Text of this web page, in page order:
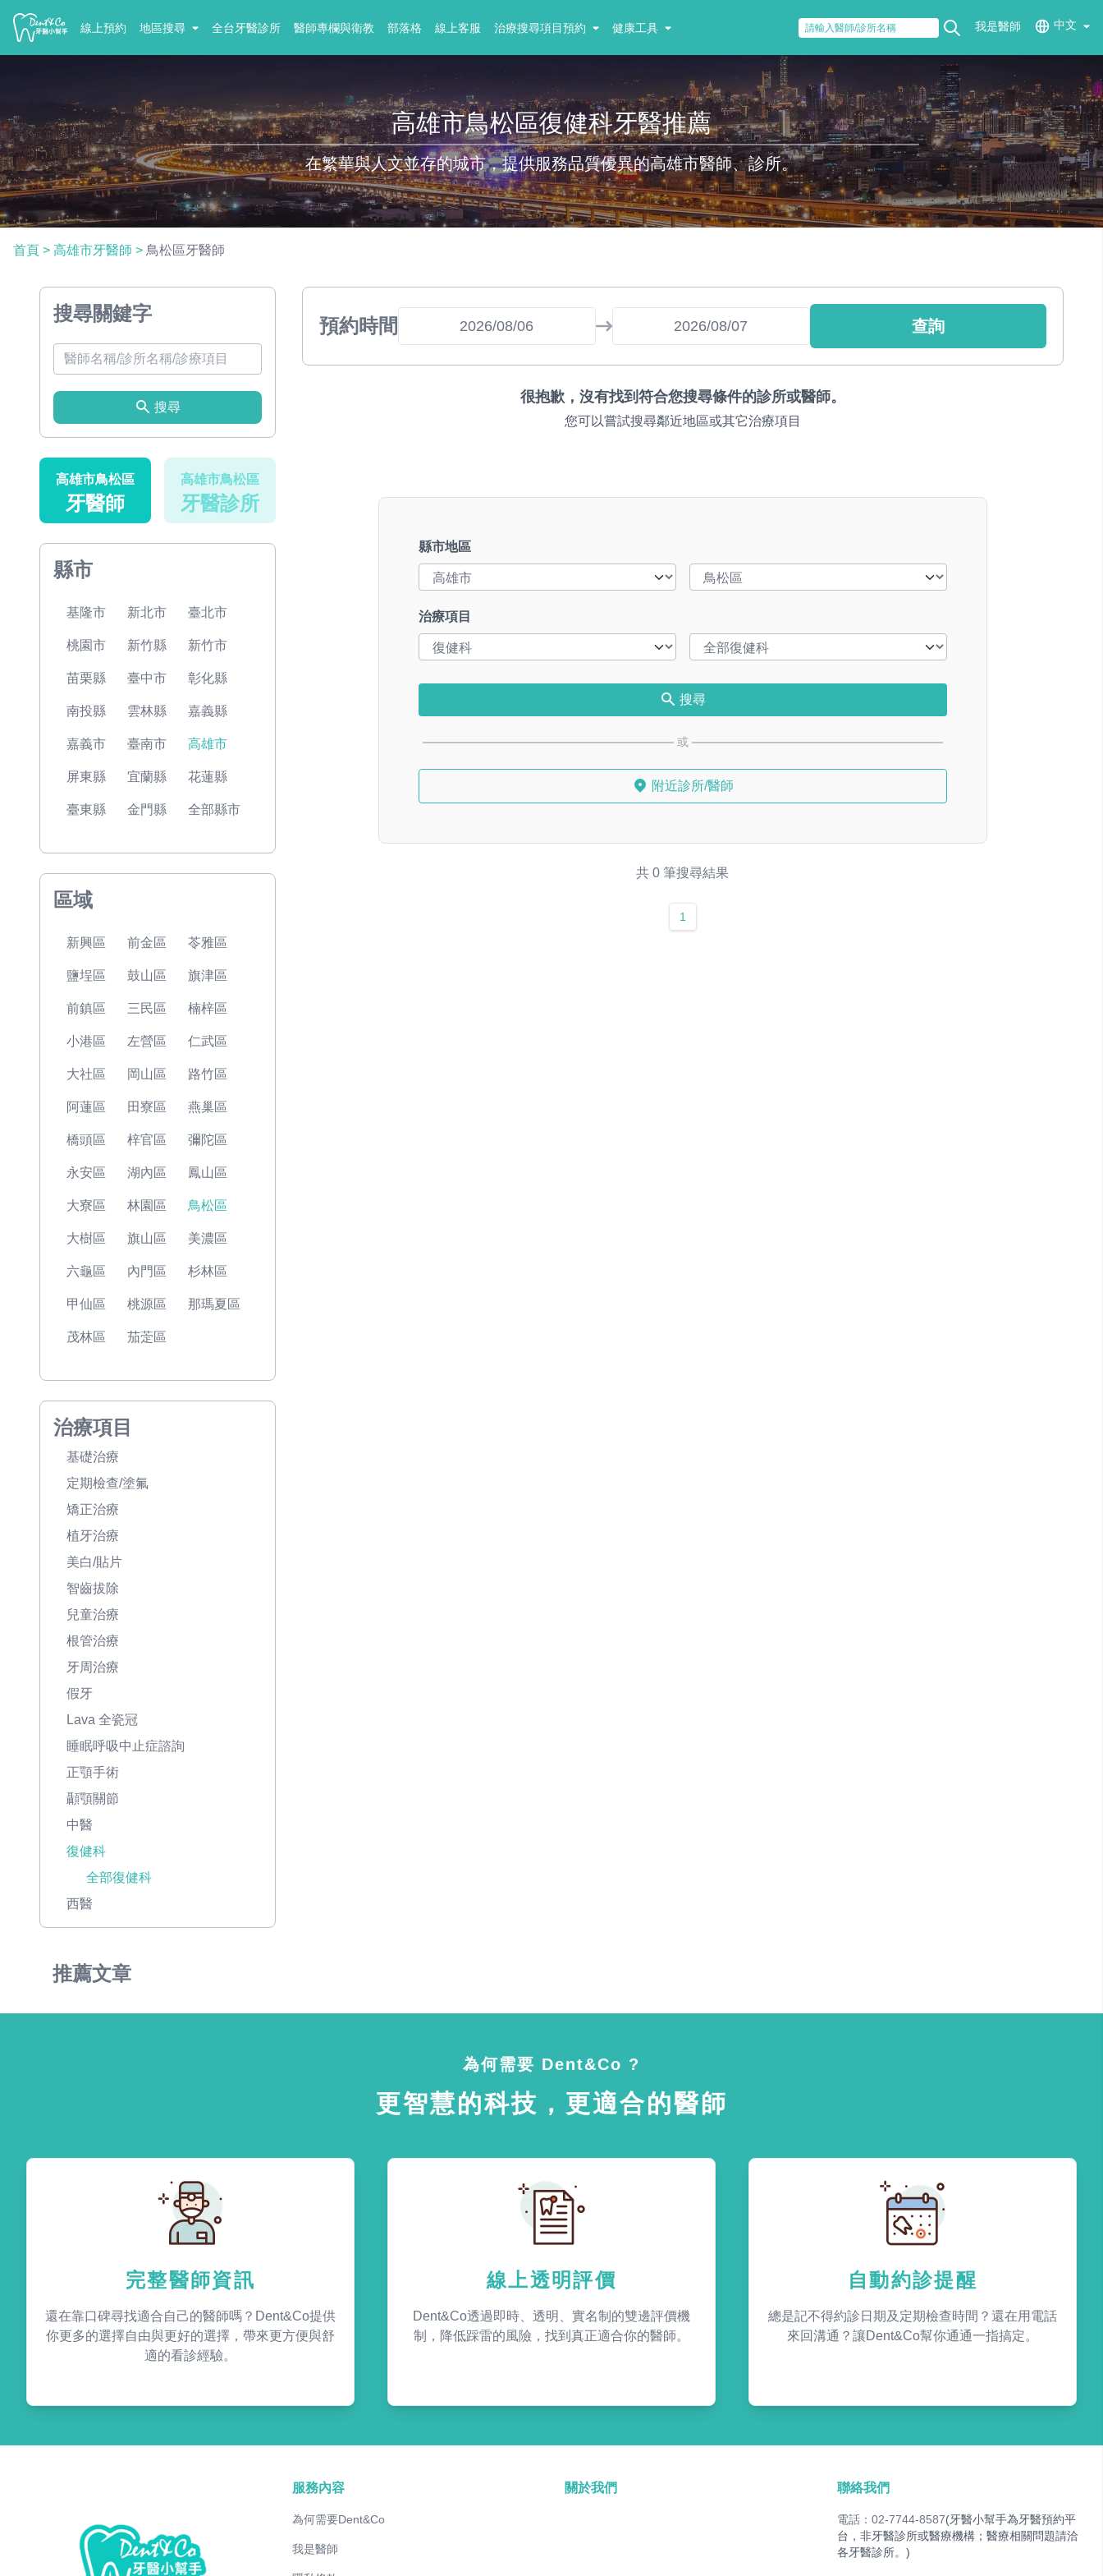
線上預約 地區搜尋 全台牙醫診所 醫師專欄與衛教 部落格 線上客服 治療搜尋項目預約 健康工具 我是醫師 中文
高雄市鳥松區復健科牙醫推薦
在繁華與人文並存的城市，提供服務品質優異的高雄市醫師、診所。
首頁 > 高雄市牙醫師 > 鳥松區牙醫師
搜尋關鍵字
搜尋
高雄市鳥松區
牙醫師
高雄市鳥松區
牙醫診所
縣市
基隆市 新北市 臺北市
桃園市 新竹縣 新竹市
苗栗縣 臺中市 彰化縣
南投縣 雲林縣 嘉義縣
嘉義市 臺南市 高雄市
屏東縣 宜蘭縣 花蓮縣
臺東縣 金門縣 全部縣市
區域
新興區 前金區 苓雅區
鹽埕區 鼓山區 旗津區
前鎮區 三民區 楠梓區
小港區 左營區 仁武區
大社區 岡山區 路竹區
阿蓮區 田寮區 燕巢區
橋頭區 梓官區 彌陀區
永安區 湖內區 鳳山區
大寮區 林園區 鳥松區
大樹區 旗山區 美濃區
六龜區 內門區 杉林區
甲仙區 桃源區 那瑪夏區
茂林區 茄萣區
治療項目
基礎治療
定期檢查/塗氟
矯正治療
植牙治療
美白/貼片
智齒拔除
兒童治療
根管治療
牙周治療
假牙
Lava 全瓷冠
睡眠呼吸中止症諮詢
正顎手術
顳顎關節
中醫
復健科
全部復健科
西醫
推薦文章
預約時間 查詢
很抱歉，沒有找到符合您搜尋條件的診所或醫師。
您可以嘗試搜尋鄰近地區或其它治療項目
縣市地區
治療項目
搜尋
或
附近診所/醫師
共 0 筆搜尋結果
1
為何需要 Dent&Co ?
更智慧的科技，更適合的醫師
完整醫師資訊
還在靠口碑尋找適合自己的醫師嗎？Dent&Co提供
你更多的選擇自由與更好的選擇，帶來更方便與舒
適的看診經驗。
線上透明評價
Dent&Co透過即時、透明、實名制的雙邊評價機
制，降低踩雷的風險，找到真正適合你的醫師。
自動約診提醒
總是記不得約診日期及定期檢查時間？還在用電話
來回溝通？讓Dent&Co幫你通通一指搞定。
服務內容
為何需要Dent&Co
我是醫師
關於我們 聯絡我們
電話：02-7744-8587(牙醫小幫手為牙醫預約平
台，非牙醫診所或醫療機構；醫療相關問題請洽
各牙醫診所。)